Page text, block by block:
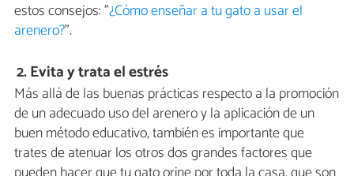
estos consejos: "¿Cómo enseñar a tu gato a usar el
arenero?".
2. Evita y trata el estrés
Más allá de las buenas prácticas respecto a la promoción
de un adecuado uso del arenero y la aplicación de un
buen método educativo, también es importante que
trates de atenuar los otros dos grandes factores que